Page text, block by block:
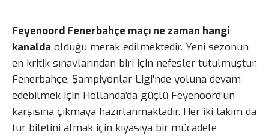
Feyenoord Fenerbahçe maçı ne zaman hangi
kanalda olduğu merak edilmektedir. Yeni sezonun
en kritik sınavlarından biri için nefesler tutulmuştur.
Fenerbahçe, Şampiyonlar Ligi’nde yoluna devam
edebilmek için Hollanda’da güçlü Feyenoord’un
karşısına çıkmaya hazırlanmaktadır. Her iki takım da
tur biletini almak için kıyasıya bir mücadele